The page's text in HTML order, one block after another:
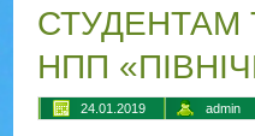
СТУДЕНТАМ
НПП
24.01.2019 admin